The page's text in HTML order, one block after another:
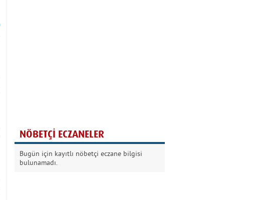
Kurban Bayramında
Dikkat!
NÖBETÇİ ECZANELER
Bugün için kayıtlı nöbetçi eczane bilgisi
bulunamadı.